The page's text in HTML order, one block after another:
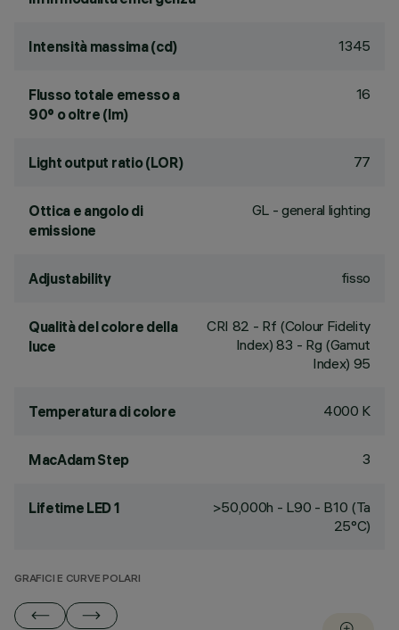
Intensità massima (cd) 1345
Flusso totale emesso a
90° o oltre (lm)
16
Light output ratio (LOR) 77
Ottica e angolo di
emissione
GL - general lighting
Adjustability fisso
Qualità del colore della
luce
CRI 82 - Rf (Colour Fidelity
Index) 83 - Rg (Gamut
Index) 95
Temperatura di colore 4000 K
MacAdam Step 3
Lifetime LED 1
>50,000h - L90 - B10 (Ta
25°C)
GRAFICI E CURVE POLARI